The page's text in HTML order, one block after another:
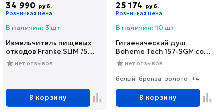
34 990 руб.
Розничная цена
В наличии: 3 шт
Измельчитель пищевых
отходов Franke SLIM 75
(134.0715.096)
нет отзывов
В корзину
25 174 руб.
Розничная цена
В наличии: 10 шт
Гигиенический душ
Boheme Tech 157-SGM со
смесителем, С
ВНУТРЕННЕЙ ЧАСТЬЮ,
shine gun metal
нет отзывов
белый бронза золото +4
В корзину